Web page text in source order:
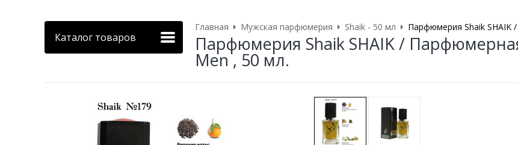
Каталог товаров
Главная Мужская парфюмерия Shaik - 50 мл Парфюмерия Shaik SHAIK
Парфюмерия Shaik SHAIK /
Men , 50 мл.